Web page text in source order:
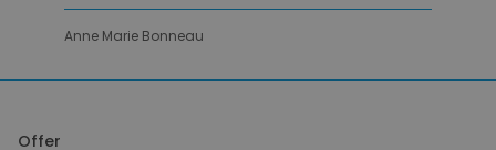
Anne Marie Bonneau
Offer